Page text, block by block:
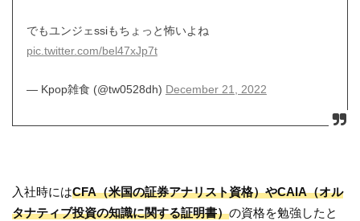
でもユンジェssiもちょっと怖いよね
pic.twitter.com/bel47xJp7t
— Kpop雑食 (@tw0528dh) December 21, 2022
入社時にはCFA（米国の証券アナリスト資格）やCAIA（オル
タナティブ投資の知識に関する証明書）の資格を勉強したと